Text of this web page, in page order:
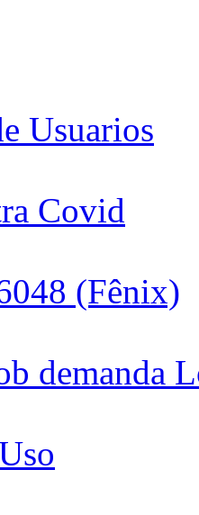
Usuarios
Covid
(Fênix)
demanda